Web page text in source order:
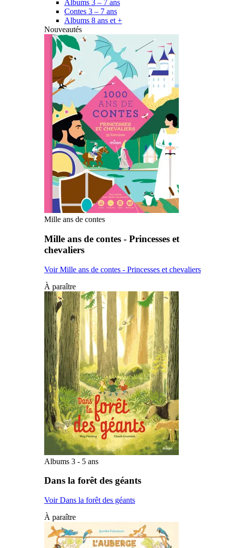
Albums 3 – 7 ans
Contes 3 – 7 ans
Albums 8 ans et +
Nouveautés
Mille ans de contes
Mille ans de contes - Princesses et
chevaliers
Voir Mille ans de contes - Princesses et chevaliers
À paraître
Albums 3 - 5 ans
Dans la forêt des géants
Voir Dans la forêt des géants
À paraître